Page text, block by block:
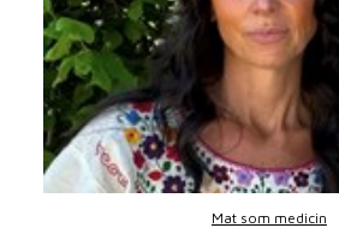
Mat som medicin